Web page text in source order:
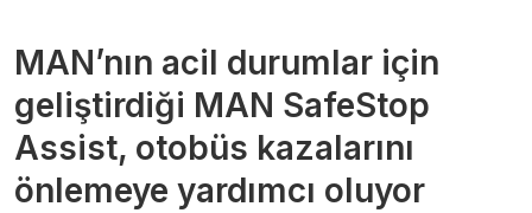
MAN’nın acil durumlar için
geliştirdiği MAN SafeStop
Assist, otobüs kazalarını
önlemeye yardımcı oluyor